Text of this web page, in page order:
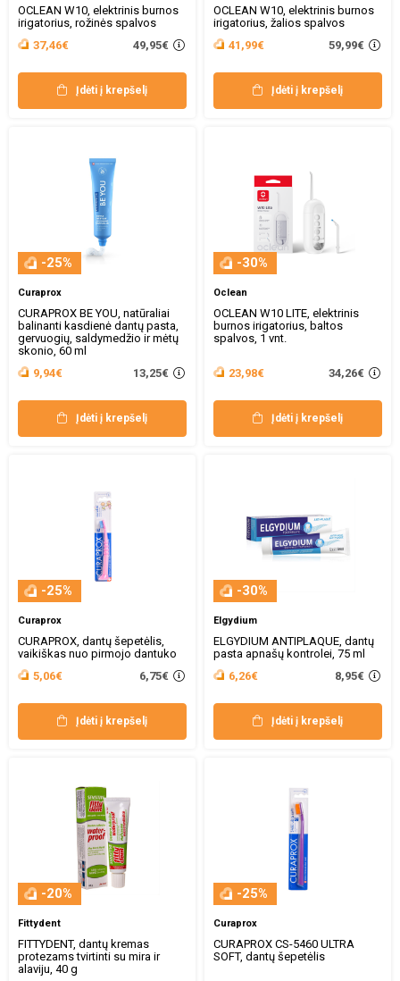
OCLEAN W10, elektrinis burnos
irigatorius, rožinės spalvos
37,46€
49,95€
Įdėti į krepšelį
OCLEAN W10, elektrinis burnos
irigatorius, žalios spalvos
41,99€
59,99€
Įdėti į krepšelį
-25%
Curaprox
CURAPROX BE YOU, natūraliai
balinanti kasdienė dantų pasta,
gervuogių, saldymedžio ir mėtų
skonio, 60 ml
9,94€
13,25€
Įdėti į krepšelį
-30%
Oclean
OCLEAN W10 LITE, elektrinis
burnos irigatorius, baltos
spalvos, 1 vnt.
23,98€ 34,26€
Įdėti į krepšelį
-25%
Curaprox
CURAPROX, dantų šepetėlis,
vaikiškas nuo pirmojo dantuko
5,06€
6,75€
Įdėti į krepšelį
-30%
Elgydium
ELGYDIUM ANTIPLAQUE, dantų
pasta apnašų kontrolei, 75 ml
6,26€
8,95€
Įdėti į krepšelį
-20%
Fittydent
FITTYDENT, dantų kremas
protezams tvirtinti su mira ir
alaviju, 40 g
-25%
Curaprox
CURAPROX CS-5460 ULTRA
SOFT, dantų šepetėlis